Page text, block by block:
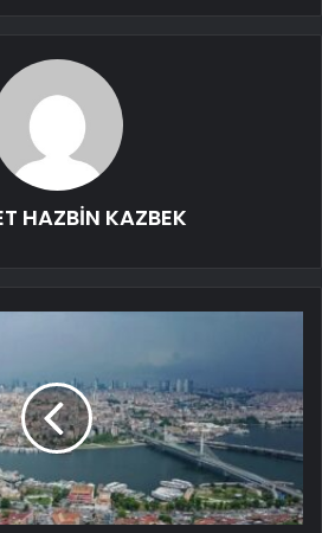
HAZBİN KAZBEK